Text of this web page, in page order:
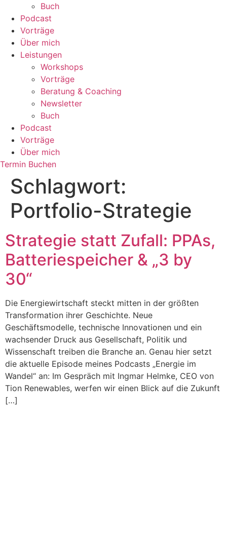
Buch
Podcast
Vorträge
Über mich
Leistungen
Workshops
Vorträge
Beratung & Coaching
Newsletter
Buch
Podcast
Vorträge
Über mich
Termin Buchen
Schlagwort:
Portfolio-Strategie
Strategie statt Zufall: PPAs,
Batteriespeicher & „3 by
30“
Die Energiewirtschaft steckt mitten in der größten
Transformation ihrer Geschichte. Neue
Geschäftsmodelle, technische Innovationen und ein
wachsender Druck aus Gesellschaft, Politik und
Wissenschaft treiben die Branche an. Genau hier setzt
die aktuelle Episode meines Podcasts „Energie im
Wandel“ an: Im Gespräch mit Ingmar Helmke, CEO von
Tion Renewables, werfen wir einen Blick auf die Zukunft
[…]